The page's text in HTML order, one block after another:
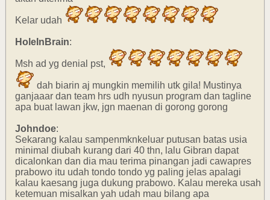
Kelar udah
HoleInBrain:
Msh ad yg denial pst,
dah biarin aj mungkin memilih utk gila! Mustinya
ganjaaar dan team hrs udh nyusun program dan tagline
apa buat lawan jkw, jgn maenan di gorong gorong
Johndoe:
Sekarang kalau sampenmknkeluar putusan batas usia
minimal diubah kurang dari 40 thn, lalu Gibran dapat
dicalonkan dan dia mau terima pinangan jadi cawapres
prabowo itu udah tondo tondo yg paling jelas apalagi
kalau kaesang juga dukung prabowo. Kalau mereka usah
ketemuan misalkan yah udah mau bilang apa